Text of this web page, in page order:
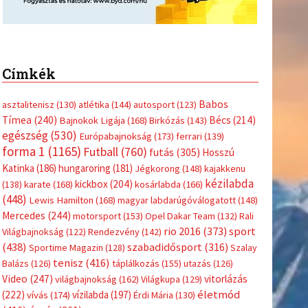
Címkék
asztalitenisz (130) atlétika (144) autosport(123) Babos
Tímea (240) Bajnokok Ligája (168) Birkózás (143) Bécs (214)
egészség(530) Európabajnokság (173) ferrari (139)
forma 1 (1165) Futball(760) futás (305) Hosszú
Katinka (186) hungaroring (181) Jégkorong (148) kajakkenu
(138) karate (168) kickbox(204) kosárlabda (166) kézilabda
(448) Lewis Hamilton (168) magyar labdarúgóválogatott(148)
Mercedes (244) motorsport(153) Opel Dakar Team (132) Rali
Világbajnokság (122) Rendezvény(142) rio 2016 (373) sport
(438) Sportime Magazin (128) szabadidősport (316) Szalay
Balázs (126) tenisz (416) táplálkozás (155) utazás (126)
Video (247) világbajnokság (162) Világkupa (129) vitorlázás
(222) vívás (174) vízilabda (197) Érdi Mária (130) életmód